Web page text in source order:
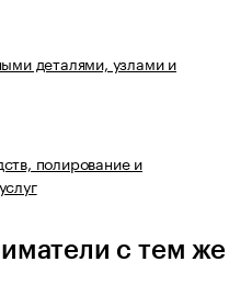
деталями, узлами и
полирование и
с тем же